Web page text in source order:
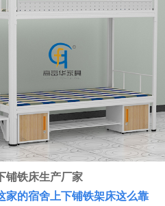
铺铁床生产厂家
家的宿舍上下铺铁架床这么靠